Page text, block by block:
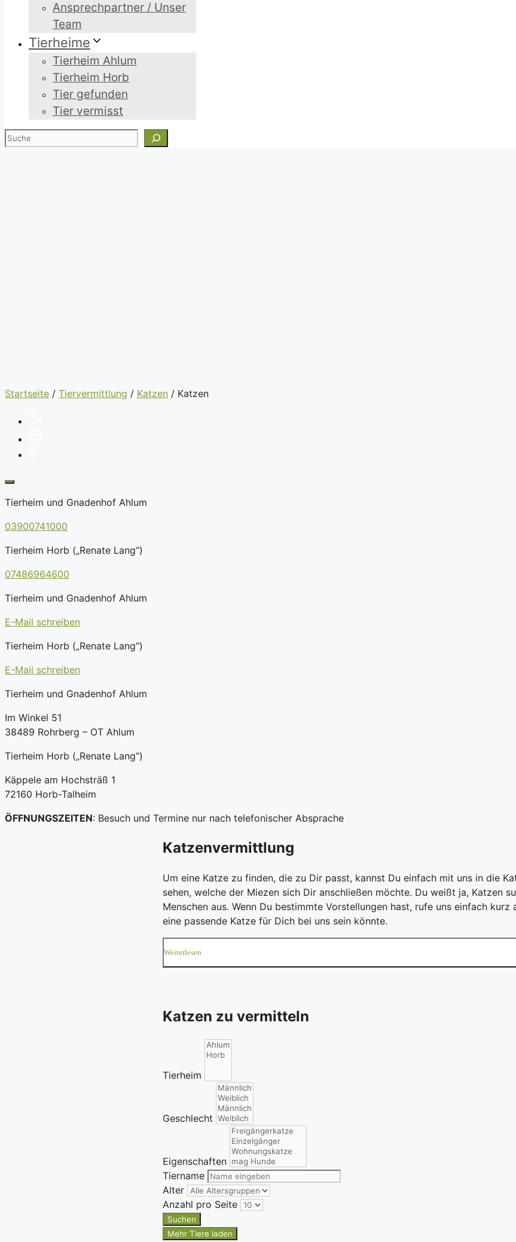
Ansprechpartner / Unser
Team
Tierheime
Tierheim Ahlum
Tierheim Horb
Tier gefunden
Tier vermisst
Suchen
Startseite / Tiervermittlung / Katzen / Katzen
Tierheim und Gnadenhof Ahlum
03900741000
Tierheim Horb („Renate Lang“)
07486964600
Tierheim und Gnadenhof Ahlum
E-Mail schreiben
Tierheim Horb („Renate Lang“)
E-Mail schreiben
Tierheim und Gnadenhof Ahlum
Im Winkel 51
38489 Rohrberg – OT Ahlum
Tierheim Horb („Renate Lang“)
Käppele am Hochsträß 1
72160 Horb-Talheim
ÖFFNUNGSZEITEN: Besuch und Termine nur nach telefonischer Absprache
Katzenvermittlung
Um eine Katze zu finden, die zu Dir passt, kannst Du einfach mit uns in die
sehen, welche der Miezen sich Dir anschließen möchte. Du weißt ja, Katzen
Menschen aus. Wenn Du bestimmte Vorstellungen hast, rufe uns einfach kurz
eine passende Katze für Dich bei uns sein könnte.
Weiterlesen
Katzen zu vermitteln
Tierheim
Geschlecht
Eigenschaften
Tiername
Alter
Anzahl pro Seite
Suchen
Mehr Tiere laden